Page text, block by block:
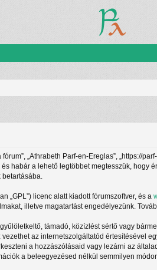
„Athrabeth Parf-en-Ereglas”,
habár a lehető legtöbbet megtesszük,
betartásába.
„GPL”) licenc alatt kiadott fórumszoftver, és a
illetve magatartást engedélyezünk.
támadó, közízlést sértő vagy
az internetszolgáltatód értesítésével
a hozzászólásaid vagy lezárni az
a beleegyezésed nélkül semmilyen